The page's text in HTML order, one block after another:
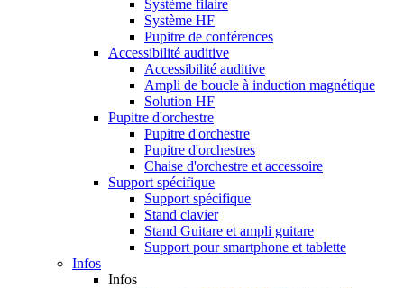
Système filaire
Système HF
Pupitre de conférences
Accessibilité auditive
Accessibilité auditive
Ampli de boucle à induction magnétique
Solution HF
Pupitre d'orchestre
Pupitre d'orchestre
Pupitre d'orchestres
Chaise d'orchestre et accessoire
Support spécifique
Support spécifique
Stand clavier
Stand Guitare et ampli guitare
Support pour smartphone et tablette
Infos
Infos